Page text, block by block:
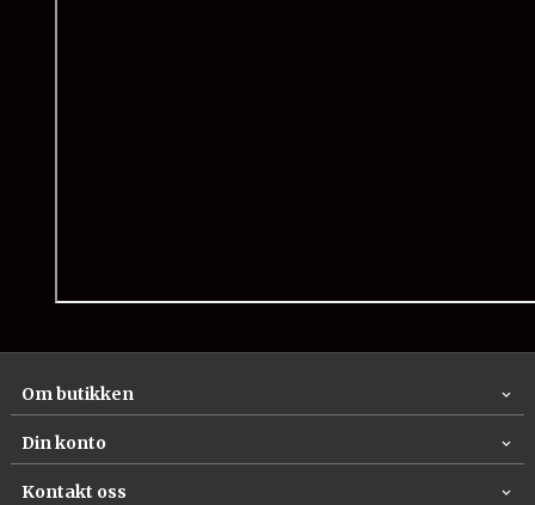
Om butikken
Din konto
Kontakt oss